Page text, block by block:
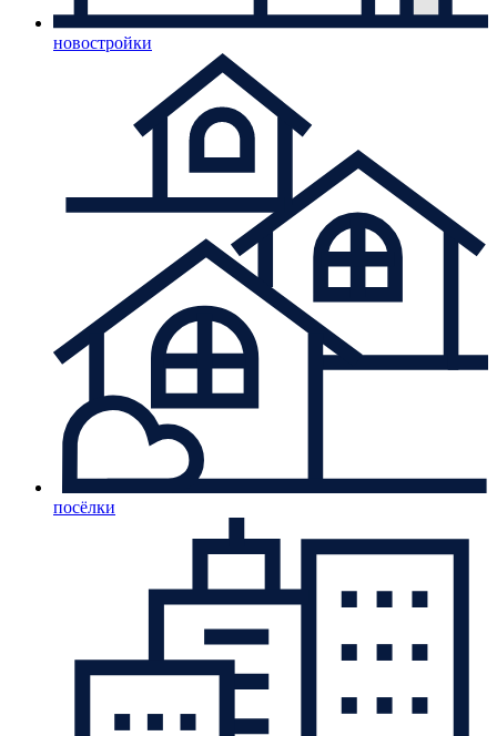
новостройки
посёлки